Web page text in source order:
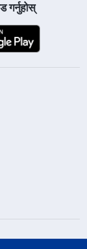
गर्नुहोस्